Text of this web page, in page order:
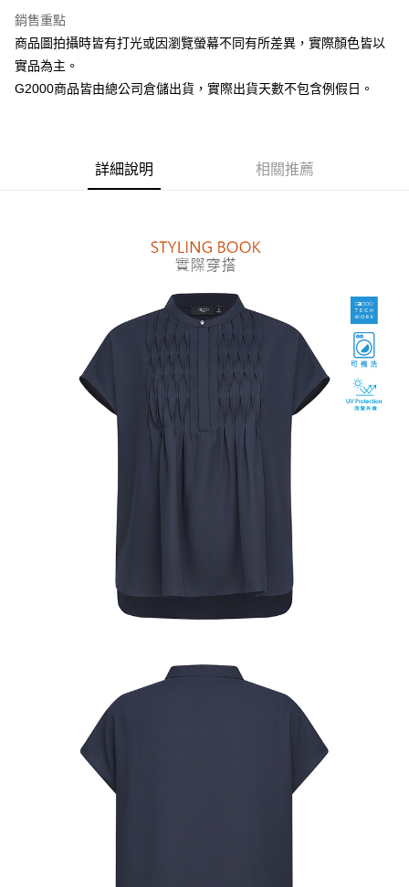
元大商業銀行
台新國際商業銀行
中國信託商業銀行
台灣樂天信用卡公司
Google Pay
全盈+PAY
AFTEE先享後付
１．簡單：不需註冊會員、不需綁卡、不需儲值。
【「AFTEE先享後付」結帳流程】
１．於結帳方式選擇「AFTEE先享後付」後，將跳轉至「AFTEE先享後付」
２．訂單成立數日內，您將收到繳費通知簡訊。
３．收到繳費通知簡訊後14天內，點擊此簡訊中的連結，可透過四大超商／
ATM／網路銀行／等多元方式進行付款，方視為交易完成。
※ 請注意：結帳手續完成當下不需立刻繳費，但若您需要取消訂單，請聯絡
購買商品的店家。未經商家同意取消之訂單仍視為有效，需透過AFTEE先享
後付繳納相關費用。
※ 交易是否成功請以「AFTEE先享後付 」之結帳頁面顯示為準，若有關於
是否繳費成功／繳費後需取消欲退款等相關疑問，請聯繫「AFTEE先享後付
https://netprotections.freshdesk.com/support/home
權轉讓予恩沛科技股份有限公司。
２．關於個人資料處理事宜，請瀏覽以下網址：
https://aftee.tw/terms/#terms3
３．未成年的使用者請事先徵得法定代理人或監護人之同意方可使用
「AFTEE先享後付」，若未經同意申辦者引起之損失，本公司不負相關責
４．使用「AFTEE先享後付」時，將依據個別帳號之用戶狀況，依本公司即
時審查核予不同之上限額度；若仍有額度不足之情形，本公司將視審查結果
恩沛科技股份有限公司將有權停止該用戶之使用額度並採取法律行動。
每筆NT$80，滿NT$1,500(含以上)免運費
每筆NT$80，滿NT$1,500(含以上)免運費
每筆NT$80，滿NT$1,500(含以上)免運費
每筆NT$120，滿NT$1,500(含以上)免運費
銷售重點
商品圖拍攝時皆有打光或因瀏覽螢幕不同有所差異，實際顏色皆以
實品為主。
G2000商品皆由總公司倉儲出貨，實際出貨天數不包含例假日。
詳細說明 相關推薦